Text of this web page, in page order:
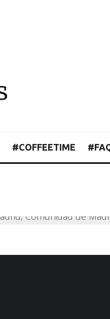
#COFFEETIME